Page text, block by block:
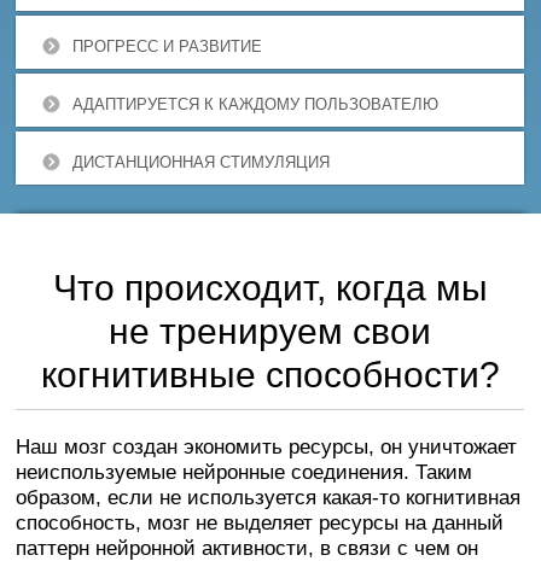
ПРОГРЕСС И РАЗВИТИЕ
АДАПТИРУЕТСЯ К КАЖДОМУ ПОЛЬЗОВАТЕЛЮ
ДИСТАНЦИОННАЯ СТИМУЛЯЦИЯ
Что происходит, когда мы
не тренируем свои
когнитивные способности?
Наш мозг создан экономить ресурсы, он уничтожает
неиспользуемые нейронные соединения. Таким
образом, если не используется какая-то когнитивная
способность, мозг не выделяет ресурсы на данный
паттерн нейронной активности, в связи с чем он